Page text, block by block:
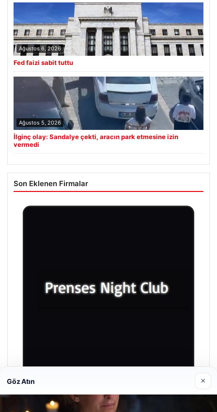
Ağustos 6, 2026
Fed faizi sabit tuttu
Ağustos 5, 2026
İlginç olay: Sandalye çekti, aracın park etmesine izin
vermedi
Son Eklenen Firmalar
Prenses Night Club
Nisan 29, 2026
Göz Atın ×